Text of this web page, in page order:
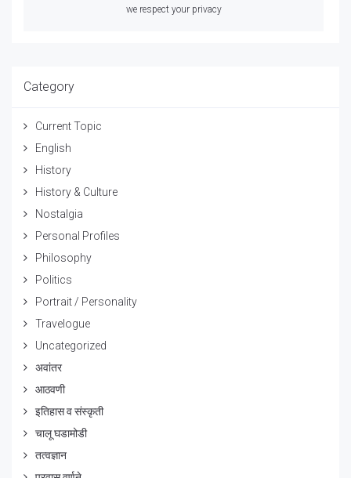
we respect your privacy
Category
Current Topic
English
History
History & Culture
Nostalgia
Personal Profiles
Philosophy
Politics
Portrait / Personality
Travelogue
Uncategorized
अवांतर
आठवणी
इतिहास व संस्कृती
चालू घडामोडी
तत्वज्ञान